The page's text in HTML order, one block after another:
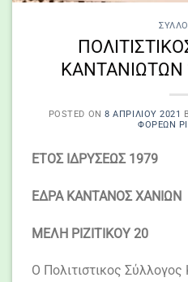
ΚΑΝΤΑΝΙΩΤΩΝ
POSTED ON8 ΑΠΡΙΛΊΟΥ 2021
ΦΟΡΈΩΝ
ΕΤΟΣ ΙΔΡΥΣΕΩΣ 1979
ΕΔΡΑ ΚΑΝΤΑΝΟΣ ΧΑΝΙΩΝ
ΜΕΛΗ ΡΙΖΙΤΙΚΟΥ 20
Ο Πολιτιστικος